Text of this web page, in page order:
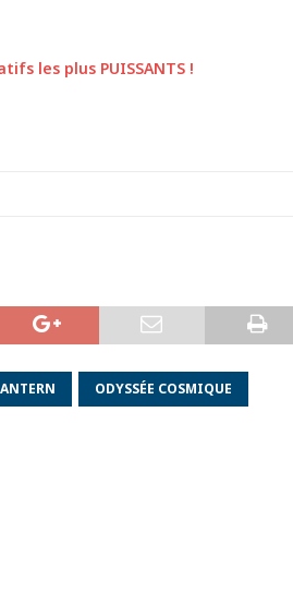
les plus PUISSANTS !
ODYSSÉE COSMIQUE